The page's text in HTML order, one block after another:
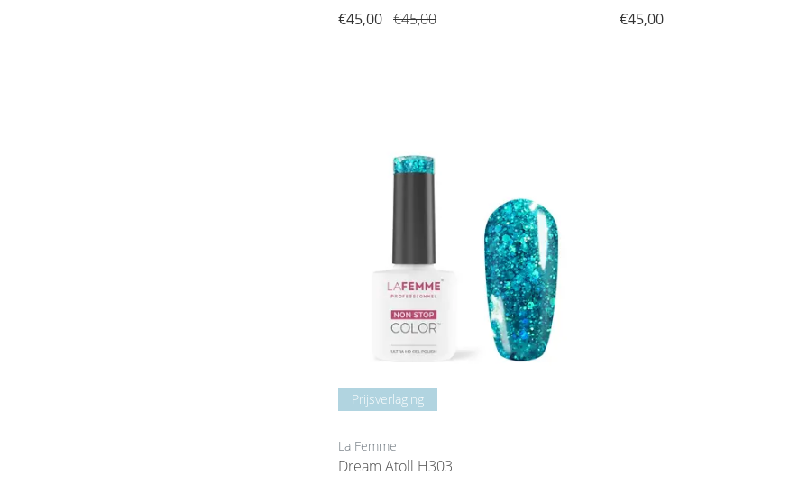
€45,00 €45,00 €45,00
Prijsverlaging
La Femme
Dream Atoll H303